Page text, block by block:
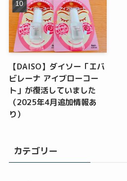
【DAISO】ダイソー「エバ
ビレーナ アイブローコー
ト」が復活していました
（2025年4月追加情報あ
り）
カテゴリー